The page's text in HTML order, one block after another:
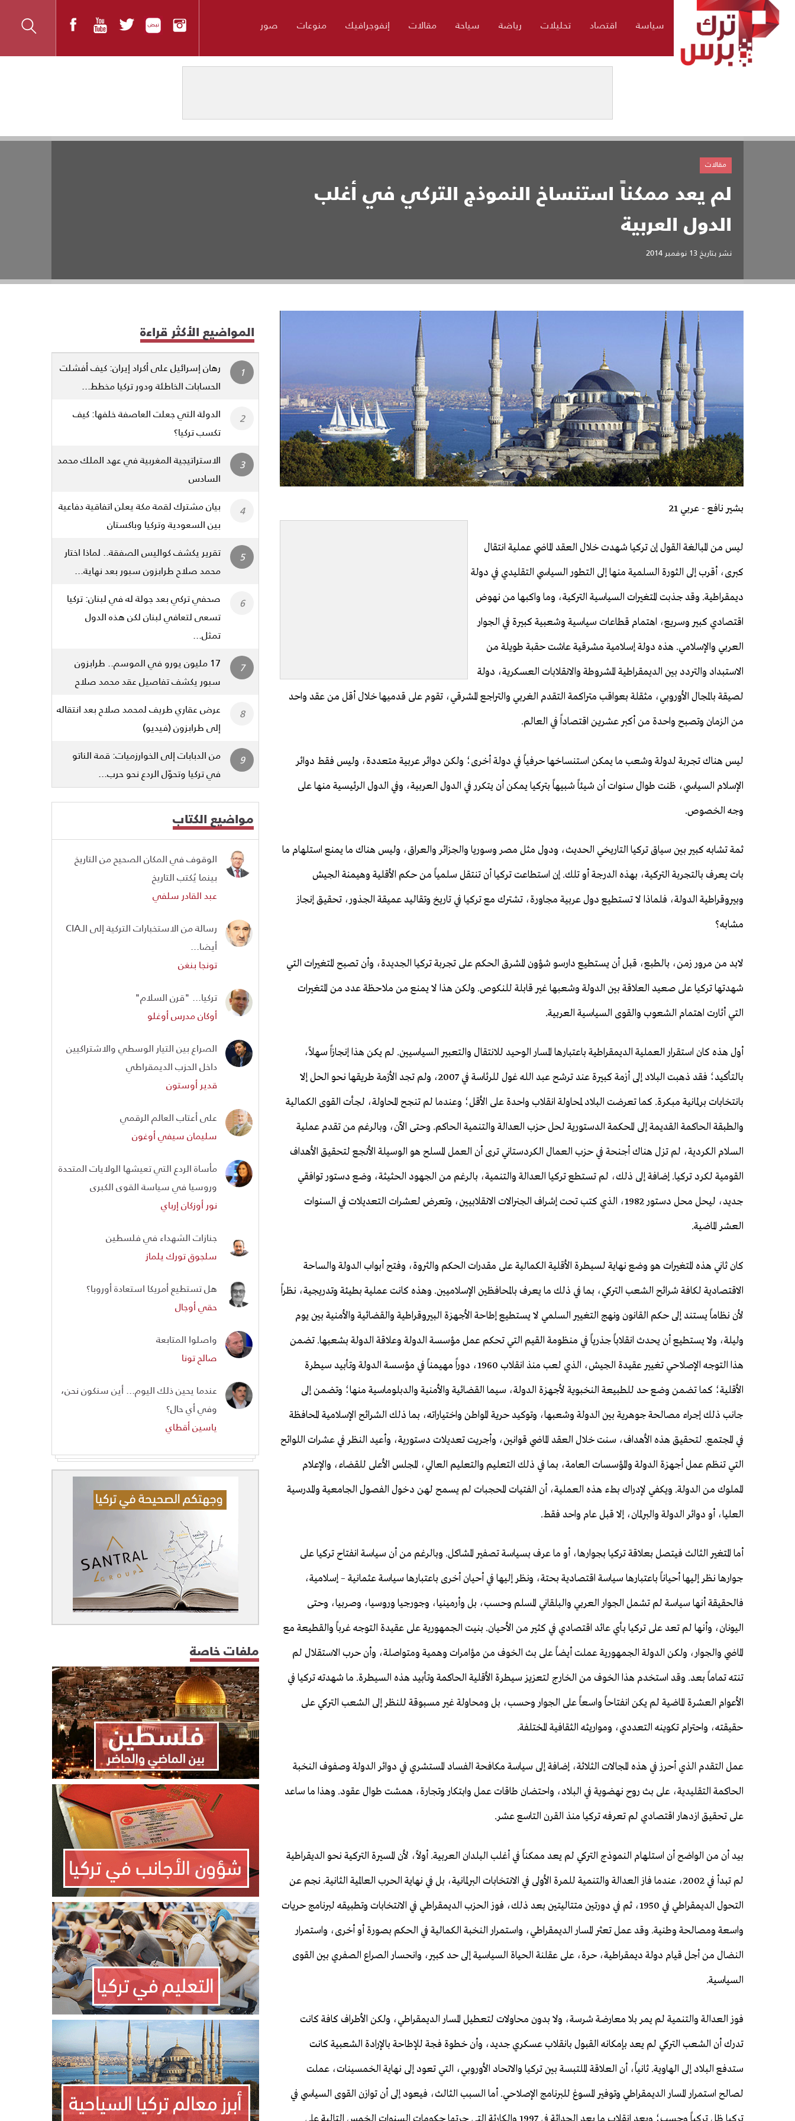
سياسة اقتصاد تحليلات رياضة سياحة مقالات إنفوجرافيك منوعات صور
لم يعد ممكناً استنساخ النموذج التركي في أغلب
الدول العربية
نشر بتاريخ13 نوفمبر 2014
مقالات
بشير نافع - عربي 21
ليس من المبالغة القول إن تركيا شهدت خلال العقد الماضي عملية انتقال
كبرى، أقرب إلى الثورة السلمية منها إلى التطور السياسي التقليدي في دولة
ديمقراطية. وقد جذبت المتغيرات السياسية التركية، وما واكبها من نهوض
اقتصادي كبير وسريع، اهتمام قطاعات سياسية وشعبية كبيرة في الجوار
العربي والإسلامي. هذه دولة إسلامية مشرقية عاشت حقبة طويلة من
الاستبداد والتردد بين الديمقراطية المشروطة والانقلابات العسكرية، دولة
لصيقة بالمجال الأوروبي، مثقلة بعواقب متراكمة التقدم الغربي والتراجع المشرقي، تقوم على قدميها خلال أقل من عقد واحد
من الزمان وتصبح واحدة من أكبر عشرين اقتصاداً في العالم.
ليس هناك تجربة لدولة وشعب ما يمكن استنساخها حرفياً في دولة أخرى؛ ولكن دوائر عربية متعددة، وليس فقط دوائر
الإسلام السياسي، ظنت طوال سنوات أن شيئاً شبيهاً بتركيا يمكن أن يتكرر في الدول العربية، وفي الدول الرئيسية منها على
وجه الخصوص.
ثمة تشابه كبير بين سياق تركيا التاريخي الحديث، ودول مثل مصر وسوريا والجزائر والعراق، وليس هناك ما يمنع استلهام ما
بات يعرف بالتجربة التركية، بهذه الدرجة أو تلك. إن استطاعت تركيا أن تنتقل سلمياً من حكم الأقلية وهيمنة الجيش
وبيروقراطية الدولة، فلماذا لا تستطيع دول عربية مجاورة، تشترك مع تركيا في تاريخ وتقاليد عميقة الجذور، تحقيق إنجاز
مشابه؟
لابد من مرور زمن، بالطبع، قبل أن يستطيع دارسو شؤون المشرق الحكم على تجربة تركيا الجديدة، وأن تصبح المتغيرات التي
شهدتها تركيا على صعيد العلاقة بين الدولة وشعبها غير قابلة للنكوص. ولكن هذا لا يمنع من ملاحظة عدد من المتغيرات
التي أثارت اهتمام الشعوب والقوى السياسية العربية.
أول هذه كان استقرار العملية الديمقراطية باعتبارها المسار الوحيد للانتقال والتعبير السياسيين. لم يكن هذا إنجازاً سهلاً،
بالتأكيد؛ فقد ذهبت البلاد إلى أزمة كبيرة عند ترشح عبد الله غول للرئاسة في 2007، ولم تجد الأزمة طريقها نحو الحل إلا
بانتخابات برلمانية مبكرة. كما تعرضت البلاد لمحاولة انقلاب واحدة على الأقل؛ وعندما لم تنجح المحاولة، لجأت القوى الكمالية
والطبقة الحاكمة القديمة إلى المحكمة الدستورية لحل حزب العدالة والتنمية الحاكم. وحتى الآن، وبالرغم من تقدم عملية
السلام الكردية، لم تزل هناك أجنحة في حزب العمال الكردستاني ترى أن العمل المسلح هو الوسيلة الأنجع لتحقيق الأهداف
القومية لكرد تركيا. إضافة إلى ذلك، لم تستطع تركيا العدالة والتنمية، بالرغم من الجهود الحثيثة، وضع دستور توافقي
جديد، ليحل محل دستور 1982، الذي كتب تحت إشراف الجنرالات الانقلابيين، وتعرض لعشرات التعديلات في السنوات
العشر الماضية.
كان ثاني هذه المتغيرات هو وضع نهاية لسيطرة الأقلية الكمالية على مقدرات الحكم والثروة، وفتح أبواب الدولة والساحة
الاقتصادية لكافة شرائح الشعب التركي، بما في ذلك ما يعرف بالمحافظين الإسلاميين. وهذه كانت عملية بطيئة وتدريجية، نظراً
لأن نظاماً يستند إلى حكم القانون ونهج التغيير السلمي لا يستطيع إطاحة الأجهزة البيروقراطية والقضائية والأمنية بين يوم
وليلة، ولا يستطيع أن يحدث انقلاباً جذرياً في منظومة القيم التي تحكم عمل مؤسسة الدولة وعلاقة الدولة بشعبها. تضمن
هذا التوجه الإصلاحي تغيير عقيدة الجيش، الذي لعب منذ انقلاب 1960، دوراً مهيمناً في مؤسسة الدولة وتأبيد سيطرة
الأقلية؛ كما تضمن وضع حد للطبيعة النخبوية لأجهزة الدولة، سيما القضائية والأمنية والدبلوماسية منها؛ وتضمن إلى
جانب ذلك إجراء مصالحة جوهرية بين الدولة وشعبها، وتوكيد حرية المواطن واختياراته، بما ذلك الشرائح الإسلامية المحافظة
في المجتمع. لتحقيق هذه الأهداف، سنت خلال العقد الماضي قوانين، وأجريت تعديلات دستورية، وأعيد النظر في عشرات اللوائح
التي تنظم عمل أجهزة الدولة والمؤسسات العامة، بما في ذلك التعليم والتعليم العالي، المجلس الأعلى للقضاء، والإعلام
المملوك من الدولة. ويكفي لإدراك بطء هذه العملية، أن الفتيات المحجبات لم يسمح لهن دخول الفصول الجامعية والمدرسية
العليا، أو دوائر الدولة والبرلمان، إلا قبل عام واحد فقط.
أما المتغير الثالث فيتصل بعلاقة تركيا بجوارها، أو ما عرف بسياسة تصفير المشاكل. وبالرغم من أن سياسة انفتاح تركيا على
جوارها نظر إليها أحياناً باعتبارها سياسة اقتصادية بحتة، ونظر إليها في أحيان أخرى باعتبارها سياسة عثمانية – إسلامية،
فالحقيقة أنها سياسة لم تشمل الجوار العربي والبلقاني المسلم وحسب، بل وأرمينيا، وجورجيا وروسيا، وصربيا، وحتى
اليونان، وأنها لم تعد على تركيا بأي عائد اقتصادي في كثير من الأحيان. بنيت الجمهورية على عقيدة التوجه غرباً والقطيعة مع
الماضي والجوار، ولكن الدولة الجمهورية عملت أيضاً على بث الخوف من مؤامرات وهمية ومتواصلة، وأن حرب الاستقلال لم
تنته تماماً بعد. وقد استخدم هذا الخوف من الخارج لتعزيز سيطرة الأقلية الحاكمة وتأبيد هذه السيطرة. ما شهدته تركيا في
الأعوام العشرة الماضية لم يكن انفتاحاً واسعاً على الجوار وحسب، بل ومحاولة غير مسبوقة للنظر إلى الشعب التركي على
حقيقته، واحترام تكوينه التعددي، ومواريثه الثقافية المختلفة.
عمل التقدم الذي أحرز في هذه المجالات الثلاثة، إضافة إلى سياسة مكافحة الفساد المستشري في دوائر الدولة وصفوف النخبة
الحاكمة التقليدية، على بث روح نهضوية في البلاد، واحتضان طاقات عمل وابتكار وتجارة، همشت طوال عقود. وهذا ما ساعد
على تحقيق ازدهار اقتصادي لم تعرفه تركيا منذ القرن التاسع عشر.
بيد أن من الواضح أن استلهام النموذج التركي لم يعد ممكناً في أغلب البلدان العربية. أولاً، لأن المسيرة التركية نحو الديقراطية
لم تبدأ في 2002، عندما فاز العدالة والتنمية للمرة الأولى في الانتخابات البرلمانية، بل في نهاية الحرب العالمية الثانية. نجم عن
التحول الديمقراطي في 1950، ثم في دورتين متتاليتين بعد ذلك، فوز الحزب الديمقراطي في الانتخابات وتطبيقه لبرنامج حريات
واسعة ومصالحة وطنية. وقد عمل تعثر المسار الديمقراطي، واستمرار النخبة الكمالية في الحكم بصورة أو أخرى، واستمرار
النضال من أجل قيام دولة ديمقراطية، حرة، على عقلنة الحياة السياسية إلى حد كبير، وانحسار الصراع الصفري بين القوى
السياسية.
فوز العدالة والتنمية لم يمر بلا معارضة شرسة، ولا بدون محاولات لتعطيل المسار الديمقراطي، ولكن الأطراف كافة كانت
تدرك أن الشعب التركي لم يعد بإمكانه القبول بانقلاب عسكري جديد، وأن خطوة فجة للإطاحة بالإرادة الشعبية كانت
ستدفع البلاد إلى الهاوية. ثانياً، أن العلاقة الملتبسة بين تركيا والاتحاد الأوروبي، التي تعود إلى نهاية الخمسينات، عملت
لصالح استمرار المسار الديمقراطي وتوفير المسوغ للبرنامج الإصلاحي. أما السبب الثالث، فيعود إلى أن توازن القوى السياسي في
المواضيع الأكثر قراءة
رهان إسرائيل على أكراد إيران: كيف أفشلت
الحسابات الخاطئة ودور تركيا مخطط...
الدولة التي جعلت العاصفة خلفها: كيف
تكسب تركيا؟
الاستراتيجية المغربية في عهد الملك محمد
السادس
بيان مشترك لقمة مكة يعلن اتفاقية دفاعية
بين السعودية وتركيا وباكستان
تقرير يكشف كواليس الصفقة.. لماذا اختار
محمد صلاح طرابزون سبور بعد نهاية...
صحفي تركي بعد جولة له في لبنان: تركيا
تسعى لتعافي لبنان لكن هذه الدول
تمثل...
17 مليون يورو في الموسم.. طرابزون
سبور يكشف تفاصيل عقد محمد صلاح
عرض عقاري طريف لمحمد صلاح بعد انتقاله
إلى طرابزون (فيديو)
من الدبابات إلى الخوارزميات: قمة الناتو
في تركيا وتحوّل الردع نحو حرب...
مواضيع الكتاب
الوقوف في المكان الصحيح من التاريخ
بينما يُكتب التاريخ
عبد القادر سلفي
رسالة من الاستخبارات التركية إلى الـCIA
أيضا...
تونجا بنغن
تركيا... "قرن السلام"
أوكان مدرس أوغلو
الصراع بين التيار الوسطي والاشتراكيين
داخل الحزب الديمقراطي
قدير أوستون
على أعتاب العالم الرقمي
سليمان سيفي أوغون
مأساة الردع التي تعيشها الولايات المتحدة
وروسيا في سياسة القوى الكبرى
نور أوزكان إرباي
جنازات الشهداء في فلسطين
سلجوق تورك يلماز
هل تستطيع أمريكا استعادة أوروبا؟
حقي أوجال
واصلوا المتابعة
صالح تونا
عندما يحين ذلك اليوم... أين سنكون نحن،
وفي أي حال؟
ياسين أقطاي
ملفات خاصة